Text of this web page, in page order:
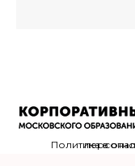
Политика в отношении